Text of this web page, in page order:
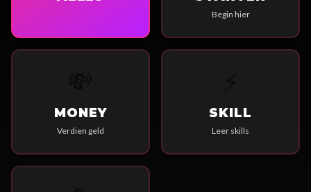
Begin hier
MONEY
Verdien geld
SKILL
Leer skills